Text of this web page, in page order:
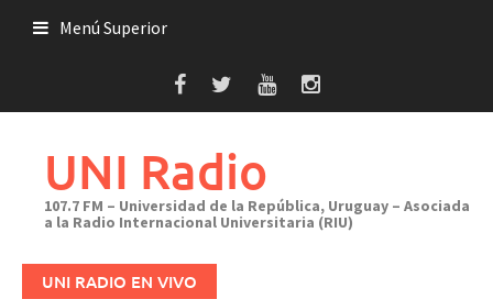
Menú Superior
UNI Radio
107.7 FM – Universidad de la República, Uruguay – Asociada
a la Radio Internacional Universitaria (RIU)
UNI RADIO EN VIVO